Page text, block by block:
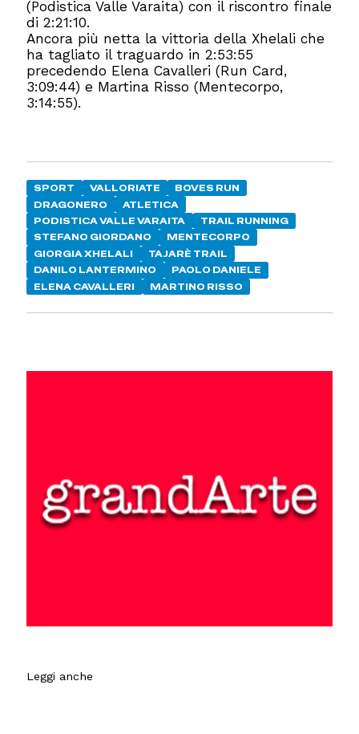
(Podistica Valle Varaita) con il riscontro finale
di 2:21:10.
Ancora più netta la vittoria della Xhelali che
ha tagliato il traguardo in 2:53:55
precedendo Elena Cavalleri (Run Card,
3:09:44) e Martina Risso (Mentecorpo,
3:14:55).
SPORT VALLORIATE
BOVES RUN
DRAGONERO
ATLETICA
PODISTICA VALLE VARAITA
TRAIL RUNNING
STEFANO GIORDANO
MENTECORPO
GIORGIA XHELALI
TAJARÈ TRAIL
DANILO LANTERMINO
PAOLO DANIELE
ELENA CAVALLERI
MARTINO RISSO
Leggi anche